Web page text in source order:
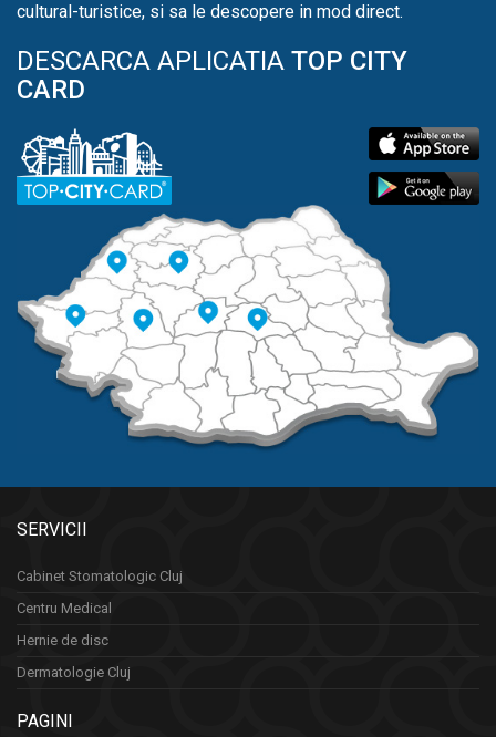
cultural-turistice, si sa le descopere in mod direct.
DESCARCA APLICATIA TOP CITY
CARD
SERVICII
Cabinet Stomatologic Cluj
Centru Medical
Hernie de disc
Dermatologie Cluj
PAGINI